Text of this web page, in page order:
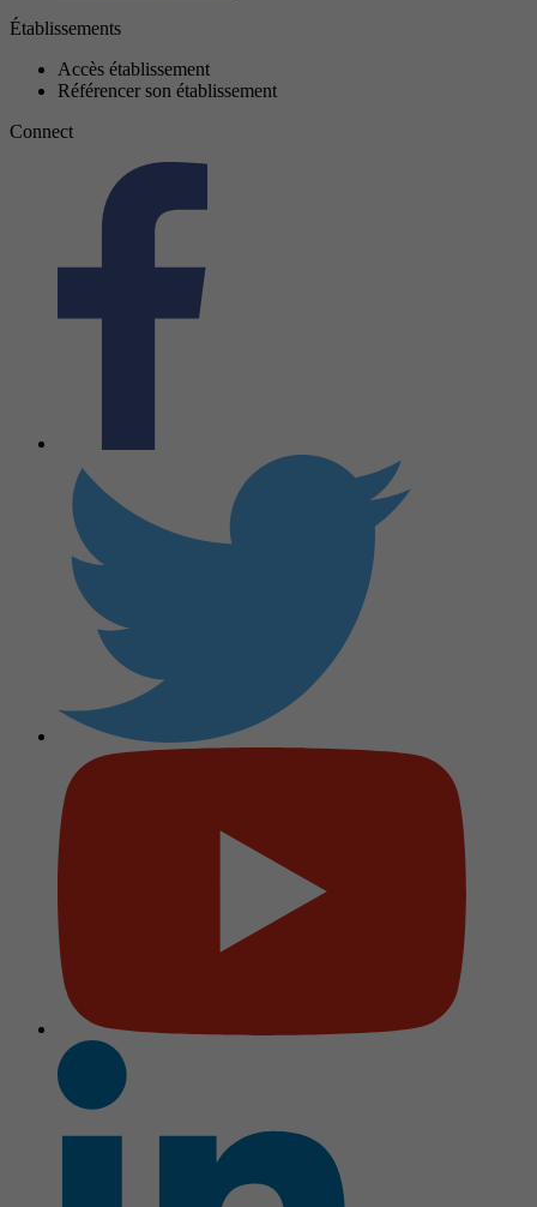
Établissements
Accès établissement
Référencer son établissement
Connect